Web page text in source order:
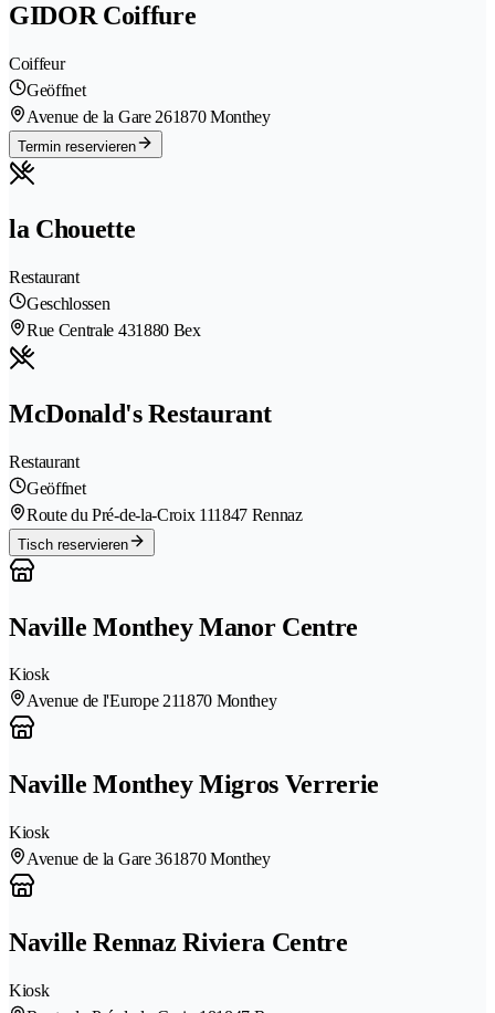
GIDOR Coiffure
Coiffeur
Geöffnet
Avenue de la Gare 261870 Monthey
Termin reservieren
la Chouette
Restaurant
Geschlossen
Rue Centrale 431880 Bex
McDonald's Restaurant
Restaurant
Geöffnet
Route du Pré-de-la-Croix 111847 Rennaz
Tisch reservieren
Naville Monthey Manor Centre
Kiosk
Avenue de l'Europe 211870 Monthey
Naville Monthey Migros Verrerie
Kiosk
Avenue de la Gare 361870 Monthey
Naville Rennaz Riviera Centre
Kiosk